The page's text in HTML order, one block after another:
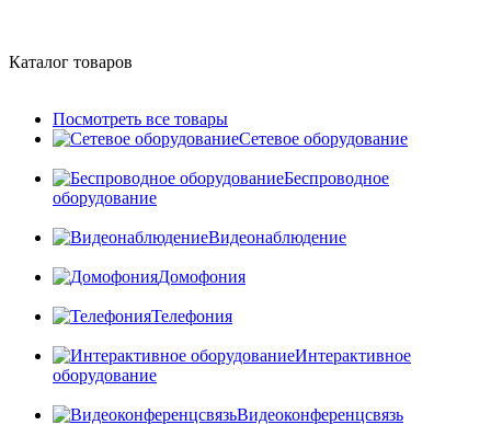
Каталог товаров
Посмотреть все товары
Сетевое оборудование
Беспроводное
оборудование
Видеонаблюдение
Домофония
Телефония
Интерактивное
оборудование
Видеоконференцсвязь